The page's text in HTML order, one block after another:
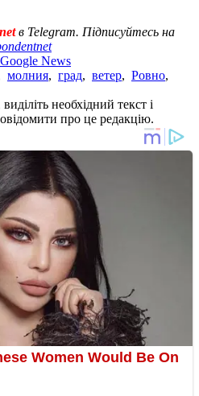
в Telegram. Підписуйтесь на
News
молния, град, ветер, Ровно,
необхідний текст і
про це редакцію.